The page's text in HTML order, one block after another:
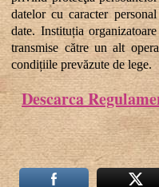
datelor cu caracter
date. Instituția
transmise către un alt
condițiile prevăzute de lege.
Descarca